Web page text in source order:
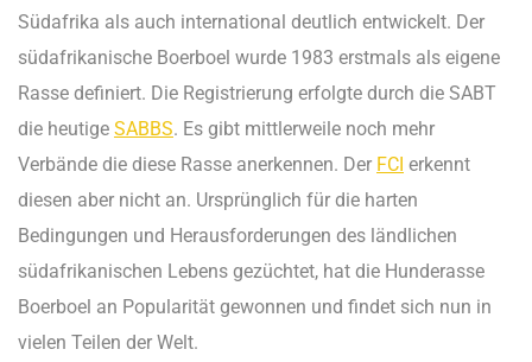
Südafrika als auch international deutlich entwickelt. Der
südafrikanische Boerboel wurde 1983 erstmals als eigene
Rasse definiert. Die Registrierung erfolgte durch die SABT
die heutige SABBS. Es gibt mittlerweile noch mehr
Verbände die diese Rasse anerkennen. Der FCI erkennt
diesen aber nicht an. Ursprünglich für die harten
Bedingungen und Herausforderungen des ländlichen
südafrikanischen Lebens gezüchtet, hat die Hunderasse
Boerboel an Popularität gewonnen und findet sich nun in
vielen Teilen der Welt.